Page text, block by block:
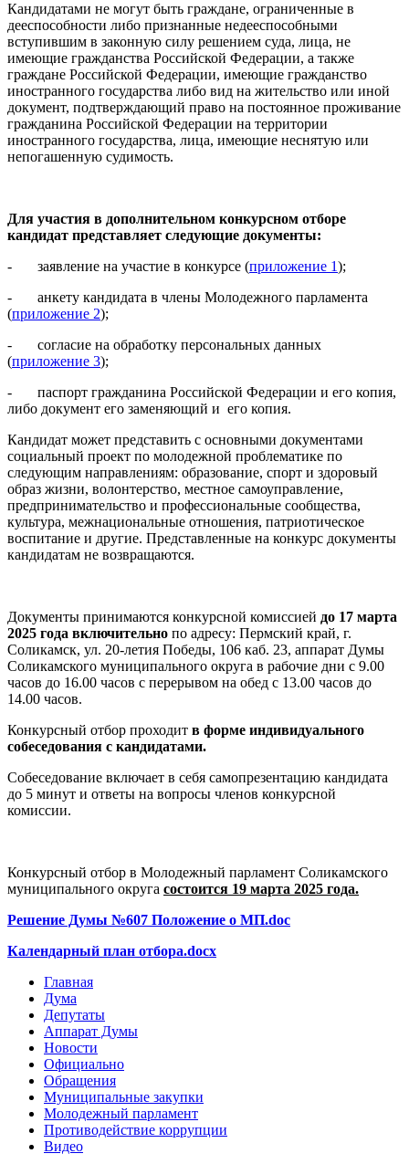
Кандидатами не могут быть граждане, ограниченные в
дееспособности либо признанные недееспособными
вступившим в законную силу решением суда, лица, не
имеющие гражданства Российской Федерации, а также
граждане Российской Федерации, имеющие гражданство
иностранного государства либо вид на жительство или иной
документ, подтверждающий право на постоянное проживание
гражданина Российской Федерации на территории
иностранного государства, лица, имеющие неснятую или
непогашенную судимость.
Для участия в дополнительном конкурсном отборе
кандидат представляет следующие документы:
- заявление на участие в конкурсе (приложение 1);
- анкету кандидата в члены Молодежного парламента
(приложение 2);
- согласие на обработку персональных данных
(приложение 3);
- паспорт гражданина Российской Федерации и его копия,
либо документ его заменяющий и его копия.
Кандидат может представить с основными документами
социальный проект по молодежной проблематике по
следующим направлениям: образование, спорт и здоровый
образ жизни, волонтерство, местное самоуправление,
предпринимательство и профессиональные сообщества,
культура, межнациональные отношения, патриотическое
воспитание и другие. Представленные на конкурс документы
кандидатам не возвращаются.
Документы принимаются конкурсной комиссией до 17 марта
2025 года включительно по адресу: Пермский край, г.
Соликамск, ул. 20-летия Победы, 106 каб. 23, аппарат Думы
Соликамского муниципального округа в рабочие дни с 9.00
часов до 16.00 часов с перерывом на обед с 13.00 часов до
14.00 часов.
Конкурсный отбор проходит в форме индивидуального
собеседования с кандидатами.
Собеседование включает в себя самопрезентацию кандидата
до 5 минут и ответы на вопросы членов конкурсной
комиссии.
Конкурсный отбор в Молодежный парламент Соликамского
муниципального округа состоится 19 марта 2025 года.
Решение Думы №607 Положение о МП.doc
Календарный план отбора.docx
Главная
Дума
Депутаты
Аппарат Думы
Новости
Официально
Обращения
Муниципальные закупки
Молодежный парламент
Противодействие коррупции
Видео